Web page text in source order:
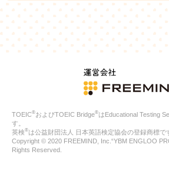
て広告を配信することがあります。第三者
れらの情報を広告配信以外の目的で利用す
4.
個人情報の第三者への提供
当社は、次の場合を除き、ご本人の同意な
に提供することはありません。
ご本人の同意がある場合
法令に基づく場合
人の生命、身体または財産の保護のた
公衆衛生の向上または児童の健全な育
合
特定した利用目的の達成に必要な範囲
TOEIC®およびTOEIC Bridge®はEducational Testing
す。
英検®は公益財団法人 日本英語検定協会の登録商標で
Copyright © 2020 FREEMIND, Inc.“YBM ENGLOO
Rights Reserved.